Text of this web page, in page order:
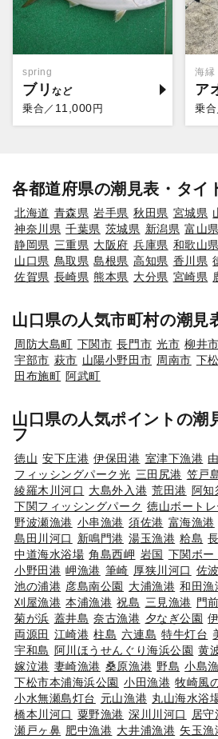
spring
ブリ
乗合／ 11,000円
海縁
ア
乗合
各都道府県の潮見表・タイ
北海道 青森県 岩手県 秋田県 宮城県
神奈川県 千葉県 茨城県 新潟県 富山県
静岡県 三重県 大阪府 兵庫県 和歌山県
山口県 鳥取県 島根県 高知県 香川県
佐賀県 長崎県 熊本県 大分県 宮崎県
山口県の人気市町村の潮見
周防大島町 下関市 長門市 光市 柳井市
宇部市 萩市 山陽小野田市 周南市 下
田布施町 阿武町
山口県の人気ポイントの潮
フ
徳山 安下庄港 伊保田港 室津下漁港
フィッシングパーク光 三田尻港 笠戸
綾羅木川河口 大島外入港 荒田港 阿知
下関フィッシングパーク 徳山ボート
野波瀬漁港 小串漁港 須佐港 富海漁港
島田川河口
新鳴門港 湯玉漁港 粭島
中道海水浴場 角島西岬 岩国 下関ボー
小野田港 岬漁港 筆崎 厚狭川河口 佐
池の浦港 彦島南公園 大浦漁港 和田漁
刈屋漁港 本浦漁港 祝島 三見漁港 門
菊が浜 蓋井島 奈古漁港 夕なぎ公園
両源田 江崎港 柱島 六連島 特牛灯台
宇和島 阿川ほうせんぐり海浜公園 黄
嫁泣港 妻崎漁港 桑原漁港 野島 小島
下松市本浦海浜公園 小田漁港 牧崎風
小水無瀬島灯台 元山漁港 丸山海水浴
橋本川河口 粟野漁港 深川川河口 居守
瀬戸ヶ鼻 肥中漁港 大井浦漁港 矢玉漁